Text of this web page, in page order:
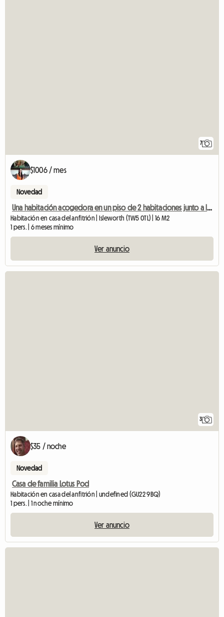
7
$1006 / mes
Novedad
Una habitación acogedora en un piso de 2 habitaciones junto a la estación de metro de Osterley
Habitación en casa del anfitrión | Isleworth (TW5 0TL) | 16 M2
1 pers. | 6 meses mínimo
Ver anuncio
3
$35 / noche
Novedad
Casa de familia Lotus Pod
Habitación en casa del anfitrión | undefined (GU22 9BQ)
1 pers. | 1 noche mínimo
Ver anuncio